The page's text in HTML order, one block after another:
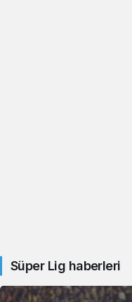
Süper Lig haberleri